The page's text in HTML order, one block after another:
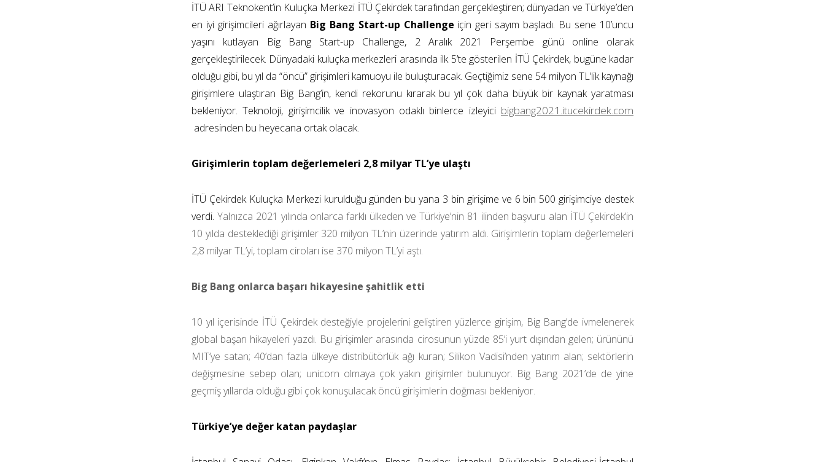
İTÜ ARI Teknokent’in Kuluçka Merkezi İTÜ Çekirdek tarafından gerçekleştiren; dünyadan ve Türkiye’den
en iyi girişimcileri ağırlayan Big Bang Start-up Challenge için geri sayım başladı. Bu sene 10’uncu
yaşını kutlayan Big Bang Start-up Challenge, 2 Aralık 2021 Perşembe günü online olarak
gerçekleştirilecek. Dünyadaki kuluçka merkezleri arasında ilk 5’te gösterilen İTÜ Çekirdek, bugüne kadar
olduğu gibi, bu yıl da “öncü” girişimleri kamuoyu ile buluşturacak. Geçtiğimiz sene 54 milyon TL’lik kaynağı
girişimlere ulaştıran Big Bang’in, kendi rekorunu kırarak bu yıl çok daha büyük bir kaynak yaratması
bekleniyor. Teknoloji, girişimcilik ve inovasyon odaklı binlerce izleyici bigbang2021.itucekirdek.com
adresinden bu heyecana ortak olacak.
Girişimlerin toplam değerlemeleri 2,8 milyar TL’ye ulaştı
İTÜ Çekirdek Kuluçka Merkezi kurulduğu günden bu yana 3 bin girişime ve 6 bin 500 girişimciye destek
verdi. Yalnızca 2021 yılında onlarca farklı ülkeden ve Türkiye’nin 81 ilinden başvuru alan İTÜ Çekirdek’in
10 yılda desteklediği girişimler 320 milyon TL’nin üzerinde yatırım aldı. Girişimlerin toplam değerlemeleri
2,8 milyar TL’yi, toplam ciroları ise 370 milyon TL’yi aştı.
Big Bang onlarca başarı hikayesine şahitlik etti
10 yıl içerisinde İTÜ Çekirdek desteğiyle projelerini geliştiren yüzlerce girişim, Big Bang’de ivmelenerek
global başarı hikayeleri yazdı. Bu girişimler arasında cirosunun yüzde 85’i yurt dışından gelen; ürününü
MIT’ye satan; 40’dan fazla ülkeye distribütörlük ağı kuran; Silikon Vadisi’nden yatırım alan; sektörlerin
değişmesine sebep olan; unicorn olmaya çok yakın girişimler bulunuyor. Big Bang 2021’de de yine
geçmiş yıllarda olduğu gibi çok konuşulacak öncü girişimlerin doğması bekleniyor.
Türkiye’ye değer katan paydaşlar